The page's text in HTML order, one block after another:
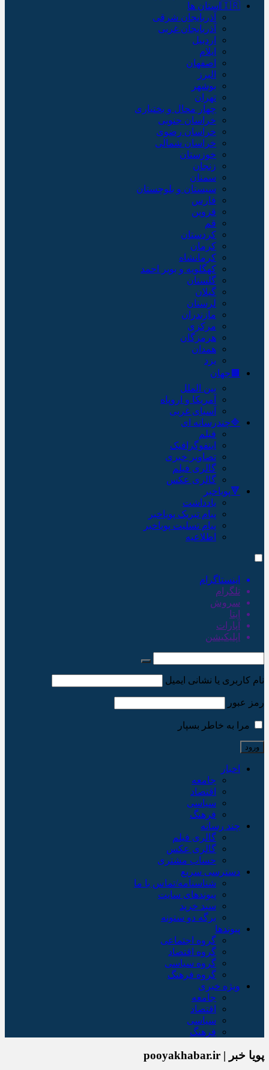
🇮🇷استان ها
آذربایجان شرقی
آذربایجان غربی
اردبیل
ایلام
اصفهان
البرز
بوشهر
تهران
چهار محال و بختیاری
خراسان جنوبی
خراسان رضوی
خراسان شمالی
خوزستان
زنجان
سمنان
سیستان و بلوچستان
فارس
قزوین
قم
کردستان
کرمان
کرمانشاه
کهگلویه و بویر احمد
گلستان
گیلان
لرستان
مازندران
مرکزی
هرمزگان
همدان
یزد
🟫جهان
بین الملل
آمریکا و اروپاه
آسیای غربی
🔷چندرسانه ای
فیلم
اینفوگرافیک
تصاویر خبری
گالری فیلم
گالری عکس
🔻پویاخبر
یادداشت
پیام تبریک پویاخبر
پیام تسلیت پویاخبر
اطلاعیه
اینستاگرام
تلگرام
سروش
ایتا
آپارات
اپلیکیشن
نام کاربری یا نشانی ایمیل
رمز عبور
مرا به خاطر بسپار
اخبار
جامعه
اقتصاد
سیاسی
فرهنگ
چند رسانه
گالری فیلم
گالری عکس
حساب مشتری
دسترسی سریع
شناسنامه/تماس با ما
پیوندهای سایت
سبد خريد
برگه دو ستونه
پیوندها
گروه اجتماعی
گروه اقتصاد
گروه سیاسی
گروه فرهنگ
ویژه خبری
جامعه
اقتصاد
سیاسی
فرهنگ
پویا خبر | pooyakhabar.ir